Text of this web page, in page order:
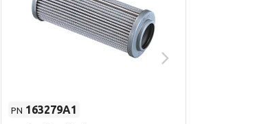
PN 163279A1